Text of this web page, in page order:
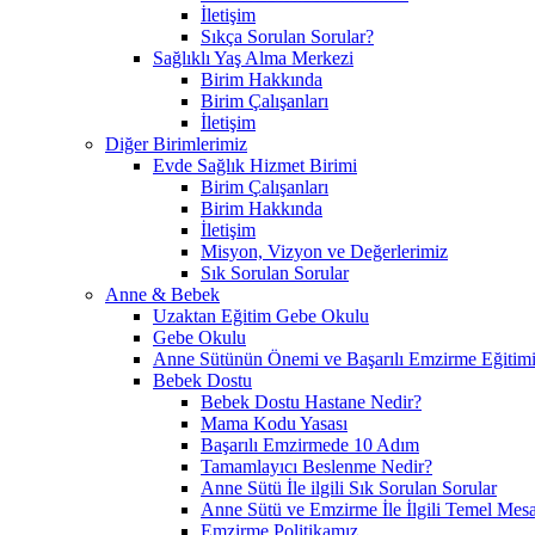
İletişim
Sıkça Sorulan Sorular?
Sağlıklı Yaş Alma Merkezi
Birim Hakkında
Birim Çalışanları
İletişim
Diğer Birimlerimiz
Evde Sağlık Hizmet Birimi
Birim Çalışanları
Birim Hakkında
İletişim
Misyon, Vizyon ve Değerlerimiz
Sık Sorulan Sorular
Anne & Bebek
Uzaktan Eğitim Gebe Okulu
Gebe Okulu
Anne Sütünün Önemi ve Başarılı Emzirme Eğitimi
Bebek Dostu
Bebek Dostu Hastane Nedir?
Mama Kodu Yasası
Başarılı Emzirmede 10 Adım
Tamamlayıcı Beslenme Nedir?
Anne Sütü İle ilgili Sık Sorulan Sorular
Anne Sütü ve Emzirme İle İlgili Temel
Emzirme Politikamız